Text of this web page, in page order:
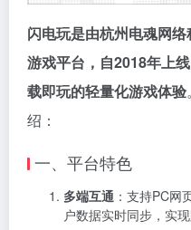
闪电玩是由杭州电魂网
游戏平台，自2018年上
载即玩的轻量化游戏体验
绍：
一、平台特色
多端互通 ：支持PC网
户数据实时同步，实